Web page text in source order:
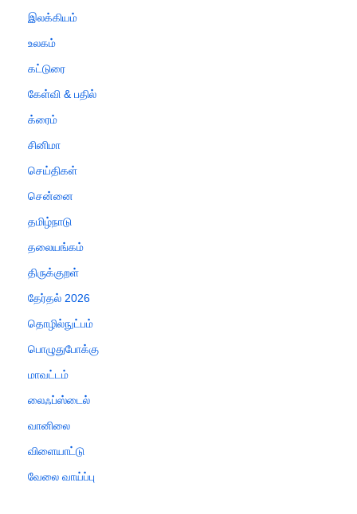
இலக்கியம்
உலகம்
கட்டுரை
கேள்வி & பதில்
க்ரைம்
சினிமா
செய்திகள்
சென்னை
தமிழ்நாடு
தலையங்கம்
திருக்குறள்
தேர்தல் 2026
தொழில்நுட்பம்
பொழுதுபோக்கு
மாவட்டம்
லைஃப்ஸ்டைல்
வானிலை
விளையாட்டு
வேலை வாய்ப்பு